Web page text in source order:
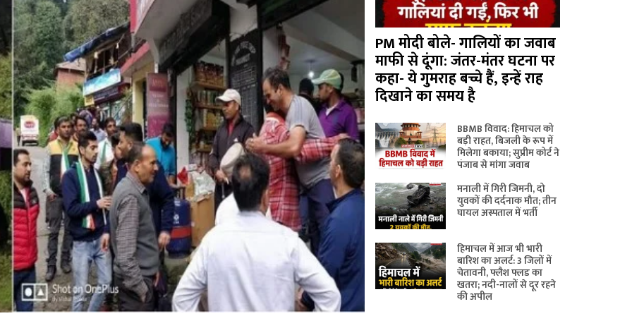
PM मोदी बोले- गालियों का जवाब
माफी से दूंगा: जंतर-मंतर घटना पर
कहा- ये गुमराह बच्चे हैं, इन्हें राह
दिखाने का समय है
BBMB विवाद: हिमाचल को
बड़ी राहत, बिजली के रूप में
मिलेगा बकाया; सुप्रीम कोर्ट ने
पंजाब से मांगा जवाब
मनाली में गिरी जिमनी, दो
युवकों की दर्दनाक मौत; तीन
घायल अस्पताल में भर्ती
हिमाचल में आज भी भारी
बारिश का अलर्ट: 3 जिलों में
चेतावनी, फ्लैश फ्लड का
खतरा; नदी-नालों से दूर रहने
की अपील